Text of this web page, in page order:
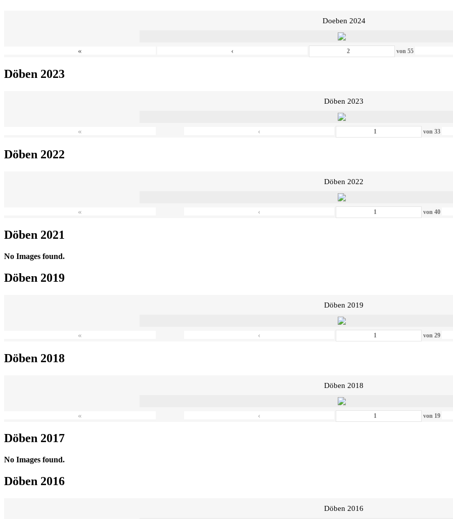
Doeben 2024
« ‹ von55
Döben 2023
Döben 2023
« ‹ von33
Döben 2022
Döben 2022
« ‹ von40
Döben 2021
No Images found.
Döben 2019
Döben 2019
« ‹ von29
Döben 2018
Döben 2018
« ‹ von 19
Döben 2017
No Images found.
Döben 2016
Döben 2016